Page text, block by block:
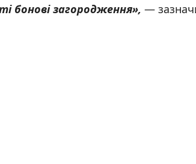
бонові загородження», —